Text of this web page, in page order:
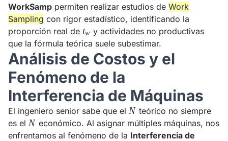
WorkSamp permiten realizar estudios de Work
Sampling con rigor estadístico, identificando la
proporción real de t_w
tw y actividades no productivas
que la fórmula teórica suele subestimar.
Análisis de Costos y el
Fenómeno de la
Interferencia de Máquinas
El ingeniero senior sabe que el N
N teórico no siempre
es el N
N económico. Al asignar múltiples máquinas, nos
enfrentamos al fenómeno de la Interferencia de